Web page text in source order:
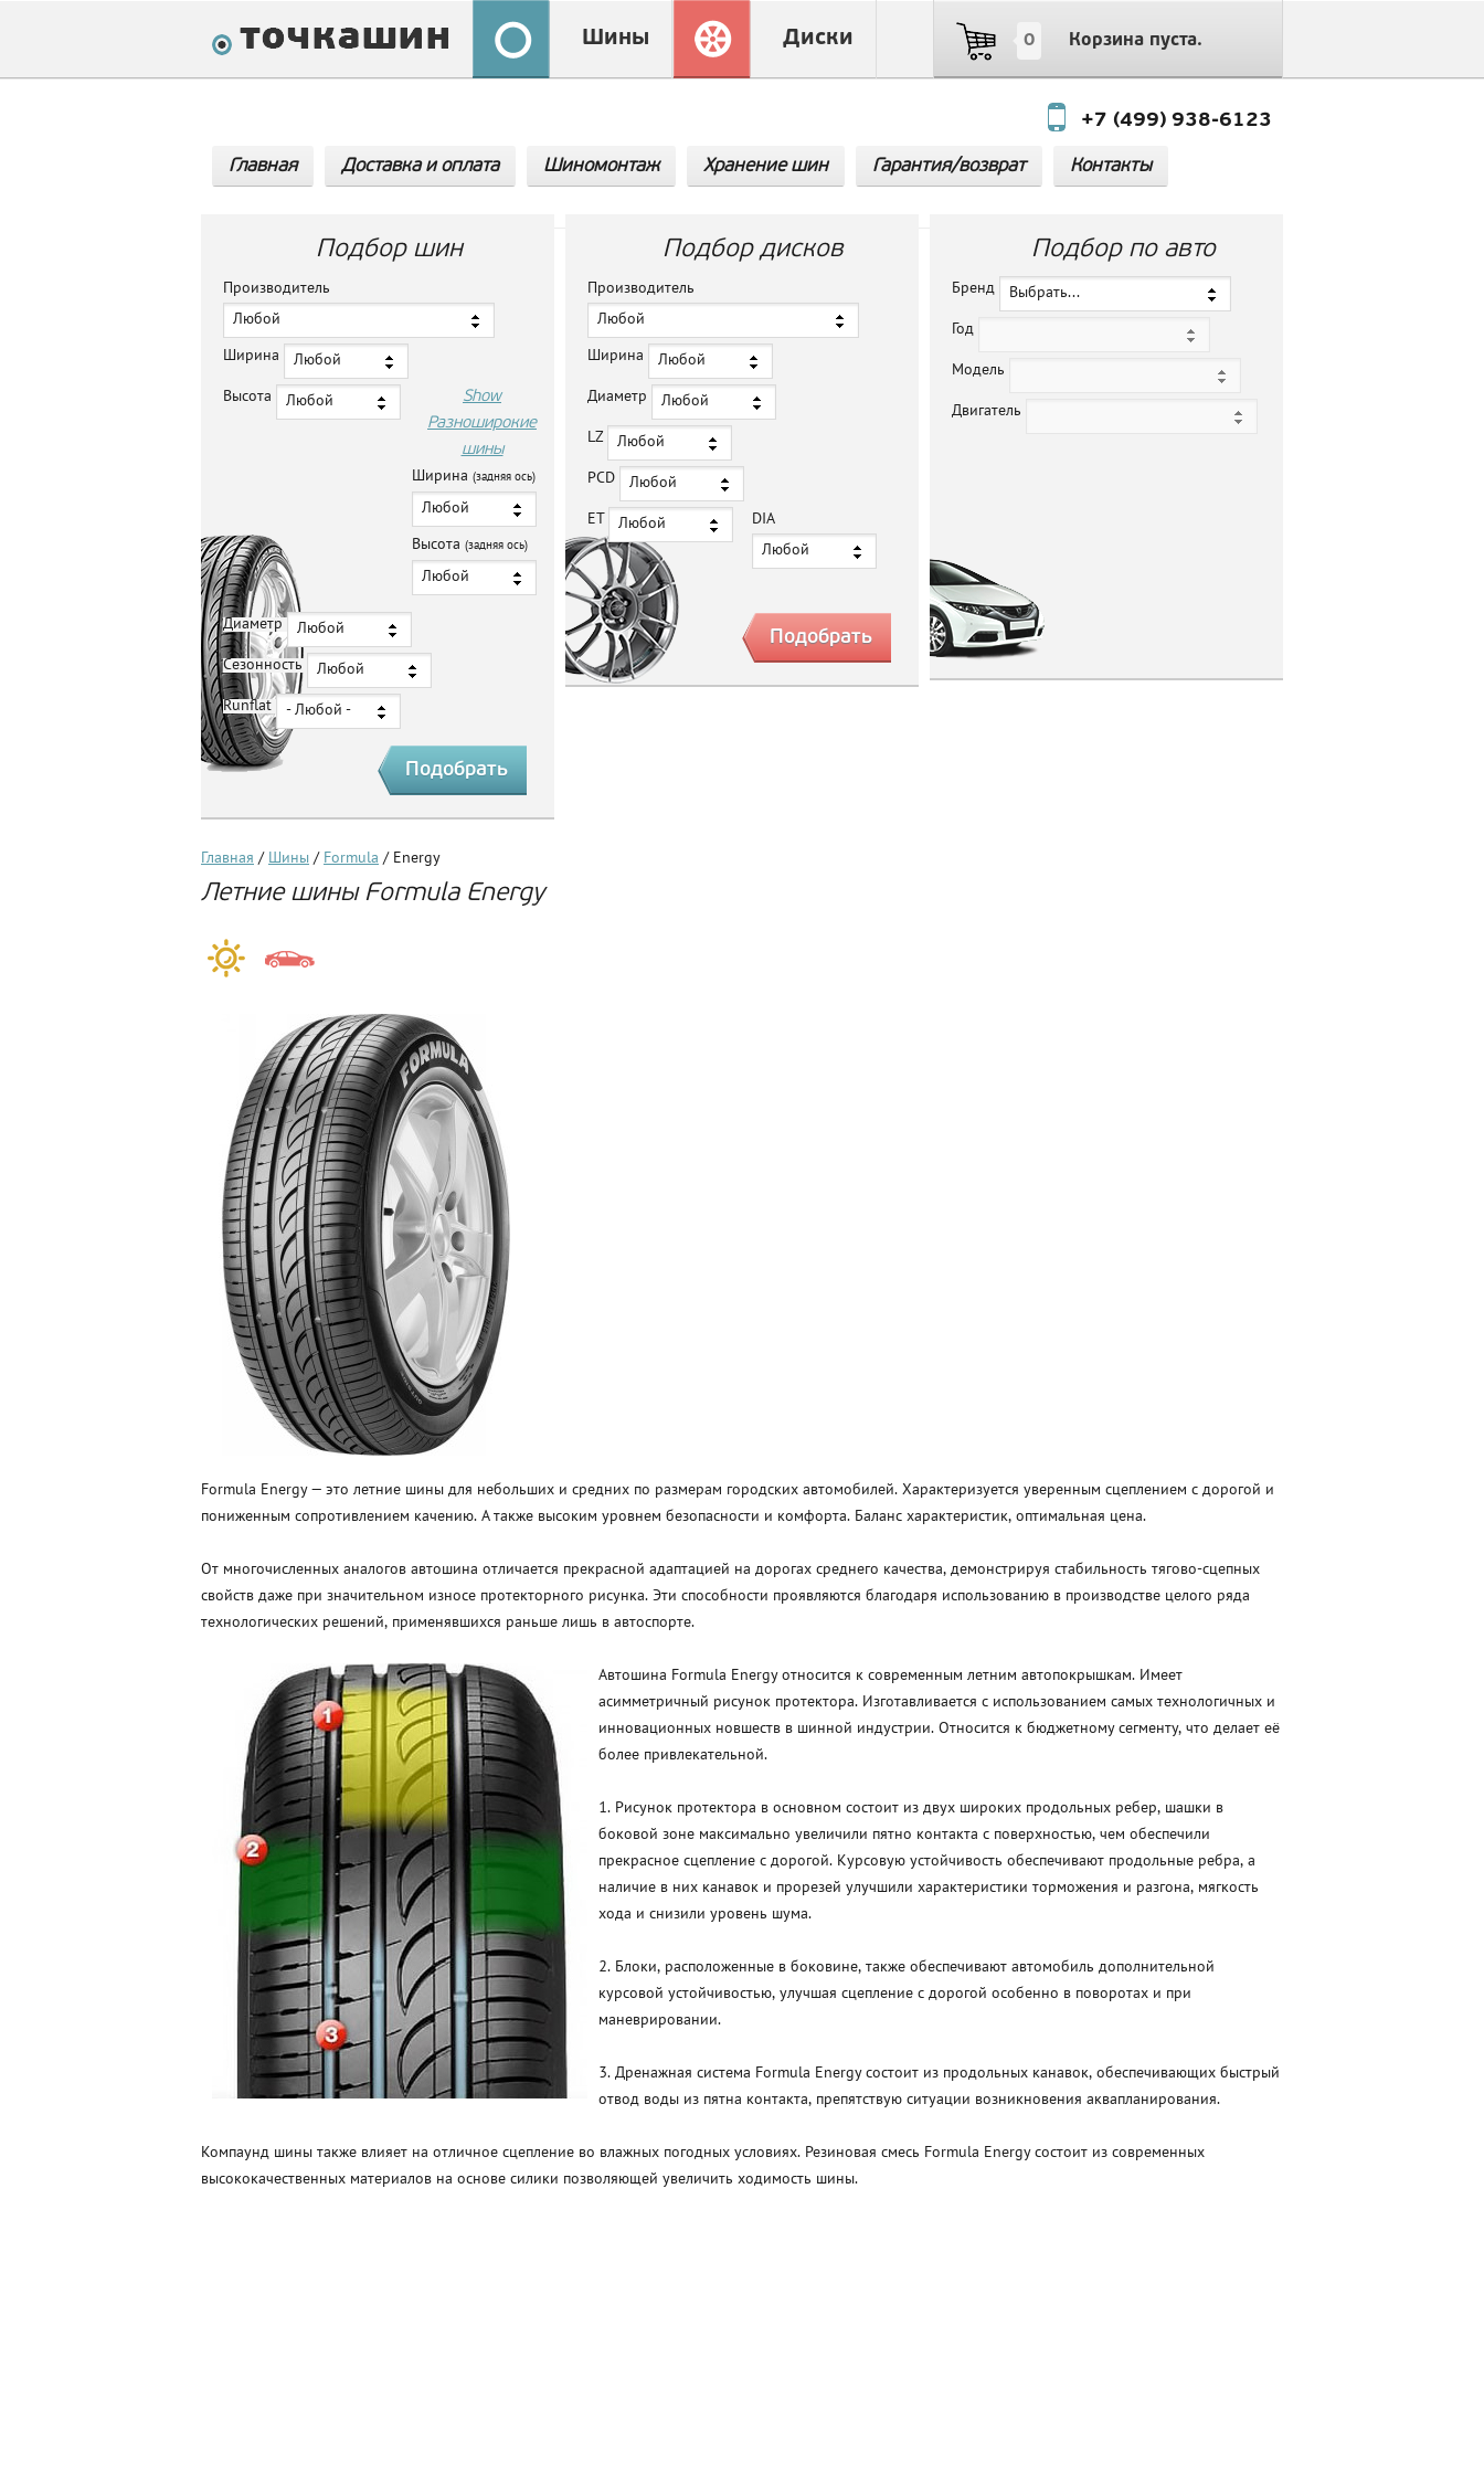
0 Корзина пуста.
Шины Диски
+7 (499) 938-6123
Главная Доставка и оплата Шиномонтаж Хранение шин Гарантия/возврат Контакты
Подбор шин
Производитель
Любой
Ширина Любой
Высота Любой
Show
Разноширокие
шины
Ширина (задняя ось)
Любой
Высота (задняя ось)
Любой
Диаметр Любой
Сезонность Любой
Runflat - Любой -
Подбор дисков
Производитель
Любой
Ширина Любой
Диаметр Любой
LZ Любой
PCD Любой
ET Любой DIA
Любой
Подбор по авто
Бренд Выбрать...
Год
Модель
Двигатель
Главная / Шины / Formula / Energy
Летние шины Formula Energy
Formula Energy — это летние шины для небольших и средних по размерам городских автомобилей. Характеризуется уверенным сцеплением с дорогой и
пониженным сопротивлением качению. А также высоким уровнем безопасности и комфорта. Баланс характеристик, оптимальная цена.
От многочисленных аналогов автошина отличается прекрасной адаптацией на дорогах среднего качества, демонстрируя стабильность тягово-сцепных
свойств даже при значительном износе протекторного рисунка. Эти способности проявляются благодаря использованию в производстве целого ряда
технологических решений, применявшихся раньше лишь в автоспорте.
Автошина Formula Energy относится к современным летним автопокрышкам. Имеет
асимметричный рисунок протектора. Изготавливается с использованием самых технологичных и
инновационных новшеств в шинной индустрии. Относится к бюджетному сегменту, что делает её
более привлекательной.
1. Рисунок протектора в основном состоит из двух широких продольных ребер, шашки в
боковой зоне максимально увеличили пятно контакта с поверхностью, чем обеспечили
прекрасное сцепление с дорогой. Курсовую устойчивость обеспечивают продольные ребра, а
наличие в них канавок и прорезей улучшили характеристики торможения и разгона, мягкость
хода и снизили уровень шума.
2. Блоки, расположенные в боковине, также обеспечивают автомобиль дополнительной
курсовой устойчивостью, улучшая сцепление с дорогой особенно в поворотах и при
маневрировании.
3. Дренажная система Formula Energy состоит из продольных канавок, обеспечивающих быстрый
отвод воды из пятна контакта, препятствую ситуации возникновения аквапланирования.
Компаунд шины также влияет на отличное сцепление во влажных погодных условиях. Резиновая смесь Formula Energy состоит из современных
высококачественных материалов на основе силики позволяющей увеличить ходимость шины.